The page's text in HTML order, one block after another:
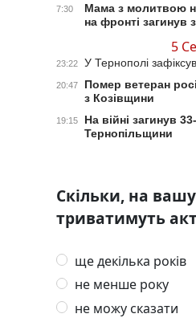
7:30
Мама з молитвою
на фронті загинув
5
23:22 У Тернополі
20:47
Помер ветеран
з Козівщини
19:15
На війні загинув
Тернопільщини
Скільки, на
триватимуть
ще декілька років
не менше року
не можу сказати